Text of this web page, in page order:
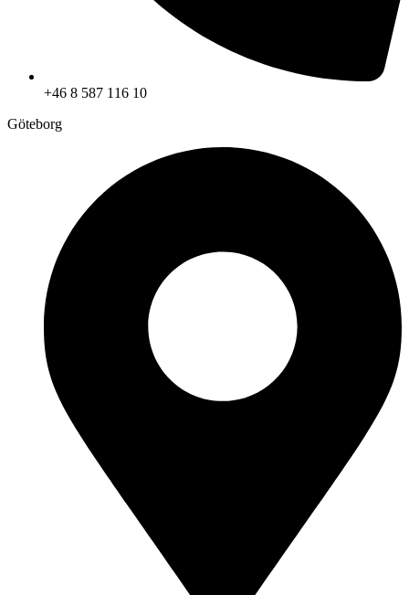
+46 8 587 116 10
Göteborg